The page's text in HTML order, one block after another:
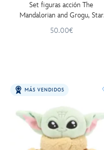
Set figuras acción The
Mandalorian and Grogu, Star
50.00€
MÁS VENDIDOS